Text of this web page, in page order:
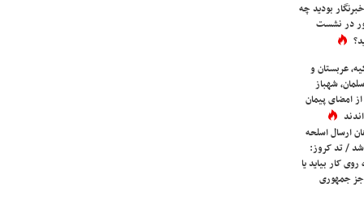
بودید چه
در نشست
عربستان و
شهباز
امضای پیمان
ارسال اسلحه
/ تد کروز:
کار بیاید یا
جمهوری